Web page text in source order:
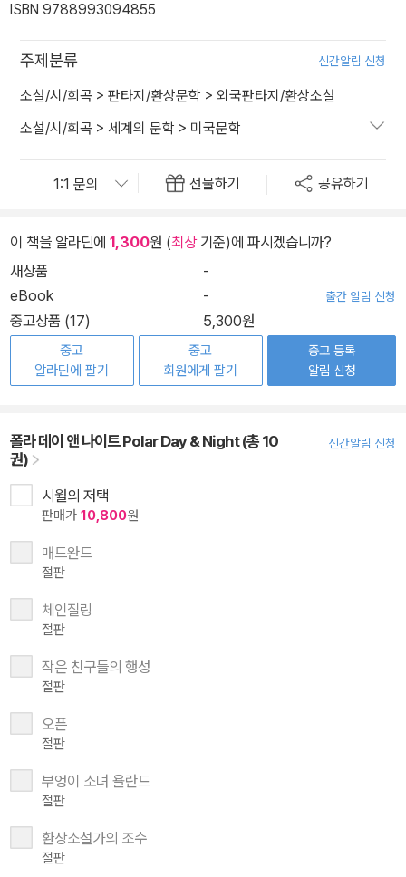
ISBN 9788993094855
주제분류 신간알림 신청
소설/시/희곡 > 판타지/환상문학 > 외국판타지/환상소설
소설/시/희곡 > 세계의 문학 > 미국문학
선물하기 공유하기
이 책을 알라딘에 1,300원 (최상기준)에 파시겠습니까?
새상품
-
eBook
- 출간 알림 신청
중고상품 (17) 5,300원
중고
알라딘에 팔기
중고
회원에게 팔기
중고 등록
알림 신청
폴라 데이 앤 나이트 Polar Day & Night (총 10
권)
신간알림 신청
시월의 저택
판매가 10,800원
매드완드
절판
체인질링
절판
작은 친구들의 행성
절판
오픈
절판
부엉이 소녀 욜란드
절판
환상소설가의 조수
절판